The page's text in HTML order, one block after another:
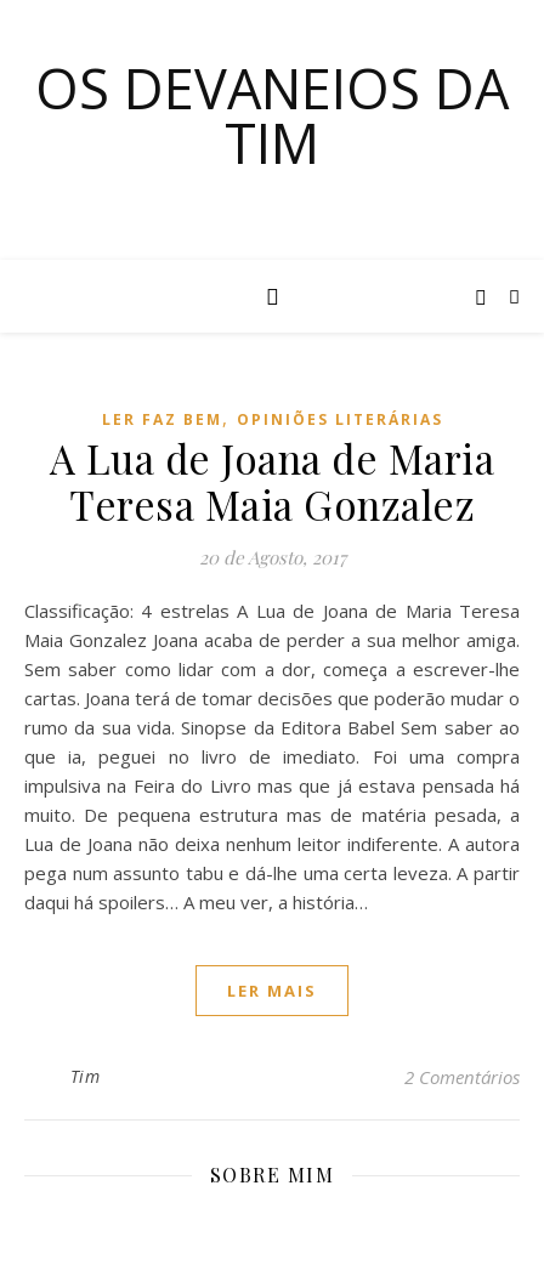
OS DEVANEIOS DA
TIM
LER FAZ BEM , OPINIÕES LITERÁRIAS
A Lua de Joana de Maria
Teresa Maia Gonzalez
20 de Agosto, 2017
Classificação: 4 estrelas A Lua de Joana de Maria Teresa
Maia Gonzalez Joana acaba de perder a sua melhor amiga.
Sem saber como lidar com a dor, começa a escrever-lhe
cartas. Joana terá de tomar decisões que poderão mudar o
rumo da sua vida. Sinopse da Editora Babel Sem saber ao
que ia, peguei no livro de imediato. Foi uma compra
impulsiva na Feira do Livro mas que já estava pensada há
muito. De pequena estrutura mas de matéria pesada, a
Lua de Joana não deixa nenhum leitor indiferente. A autora
pega num assunto tabu e dá-lhe uma certa leveza. A partir
daqui há spoilers… A meu ver, a história…
LER MAIS
Tim 2 Comentários
SOBRE MIM